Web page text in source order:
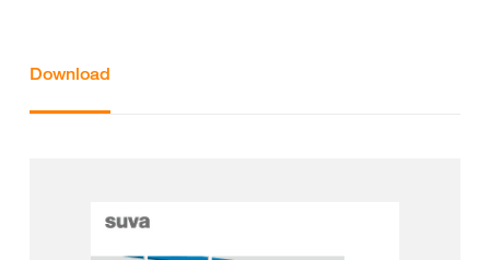
Download